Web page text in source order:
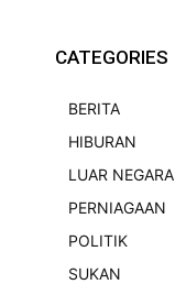
CATEGORIES
BERITA
HIBURAN
LUAR NEGARA
PERNIAGAAN
POLITIK
SUKAN